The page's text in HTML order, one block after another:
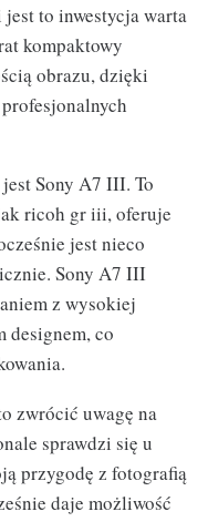
to inwestycja warta
kompaktowy
obrazu, dzięki
Sony A7 III. To
ricoh gr iii, oferuje
jest nieco
Sony A7 III
z wysokiej
designem, co
zwrócić uwagę na
sprawdzi się u
przygodę z fotografią
daje możliwość